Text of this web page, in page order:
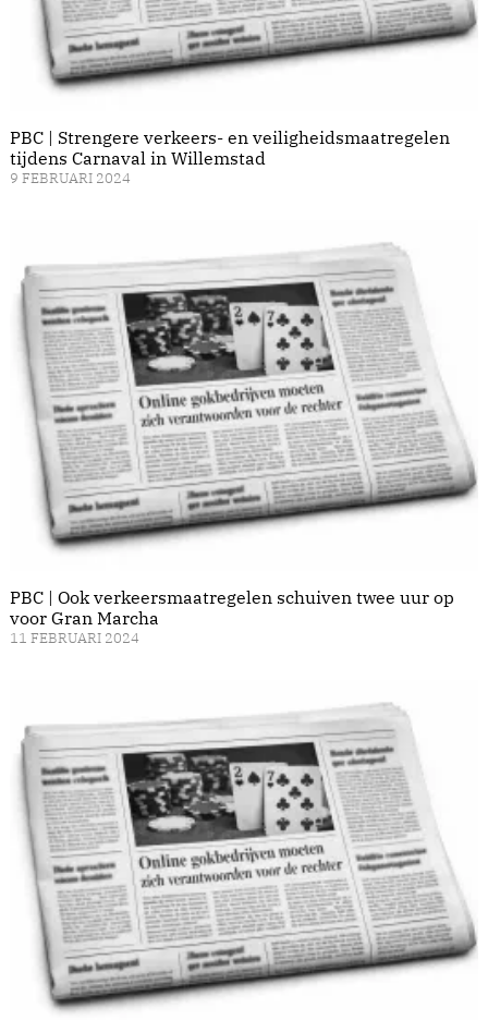
PBC | Strengere verkeers- en veiligheidsmaatregelen
tijdens Carnaval in Willemstad
9 FEBRUARI 2024
PBC | Ook verkeersmaatregelen schuiven twee uur op
voor Gran Marcha
11 FEBRUARI 2024